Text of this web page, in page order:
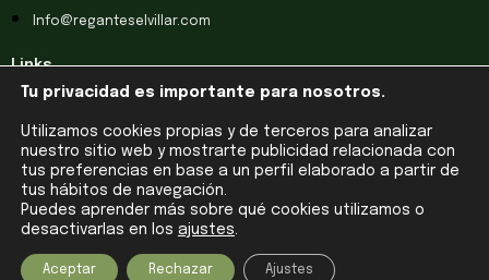
Info@reganteselvillar.com
Links
Aviso legal
Política de Cookies
Política de Privacidad
Tu privacidad es importante para nosotros.
Utilizamos cookies propias y de terceros para analizar
nuestro sitio web y mostrarte publicidad relacionada con
tus preferencias en base a un perfil elaborado a partir de
tus hábitos de navegación.
Puedes aprender más sobre qué cookies utilizamos o
desactivarlas en los ajustes.
Aceptar Rechazar Ajustes